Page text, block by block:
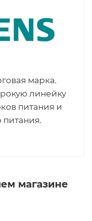
марка.
линейку
питания и
питания.
магазине